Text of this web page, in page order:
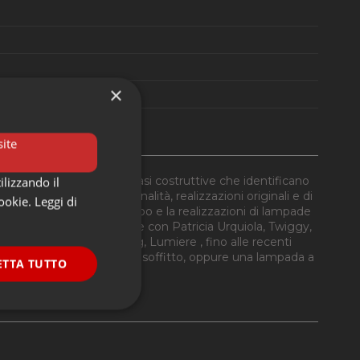
sono da sempre le basi costruttive che identificano
dalla forte personalità, realizzazioni originali e di
consentito lo sviluppo e la realizzazioni di lampade
dalla collaborazione con Patricia Urquiola, Twiggy,
Bang, Le Soleil, Gregg, Lumiere , fino alle recenti
o da tavolo, da parete o soffitto, oppure una lampada a
×
il
Leggi di
TUTTO